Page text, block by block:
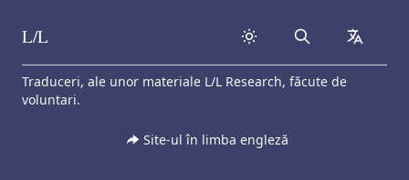
Skip to content
L/L Search
Traduceri, ale unor materiale L/L Research, făcute de
voluntari.
Site-ul în limba engleză